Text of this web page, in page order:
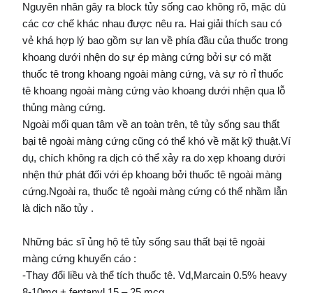
Nguyên nhân gây ra block tủy sống cao không rõ, mặc dù
các cơ chế khác nhau được nêu ra. Hai giải thích sau có
vẻ khá hợp lý bao gồm sự lan về phía đầu của thuốc trong
khoang dưới nhện do sự ép màng cứng bởi sự có mặt
thuốc tê trong khoang ngoài màng cứng, và sự rò rỉ thuốc
tê khoang ngoài màng cứng vào khoang dưới nhện qua lỗ
thủng màng cứng.
Ngoài mối quan tâm về an toàn trên, tê tủy sống sau thất
bại tê ngoài màng cứng cũng có thể khó về mặt kỹ thuật.Ví
dụ, chích không ra dịch có thể xảy ra do xẹp khoang dưới
nhện thứ phát đối với ép khoang bởi thuốc tê ngoài màng
cứng.Ngoài ra, thuốc tê ngoài màng cứng có thể nhầm lẫn
là dịch não tủy .
Những bác sĩ ủng hộ tê tủy sống sau thất bại tê ngoài
màng cứng khuyến cáo :
-Thay đổi liều và thể tích thuốc tê. Vd,Marcain 0.5% heavy